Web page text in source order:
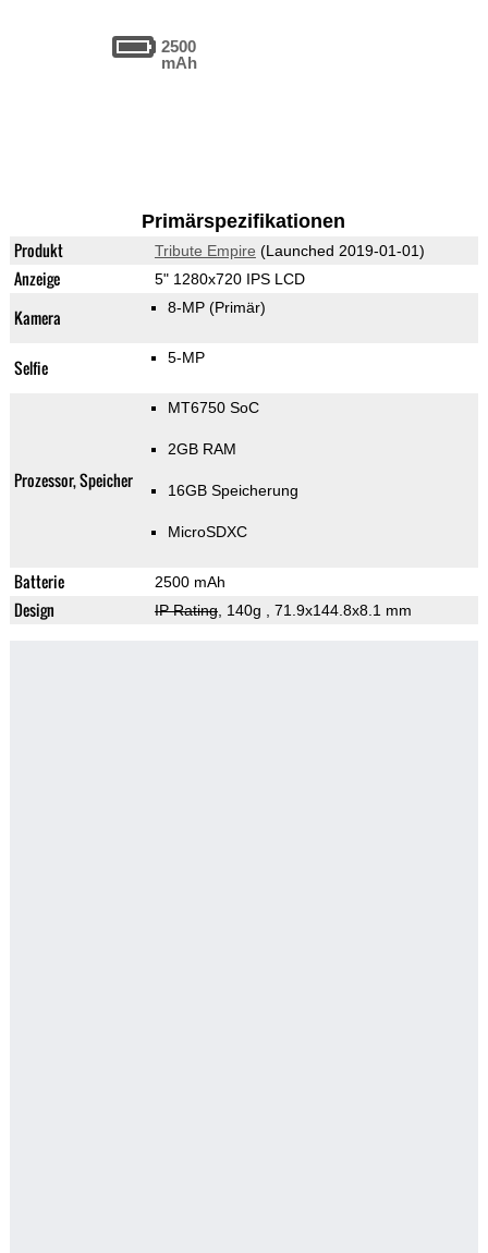
2500
mAh
Primärspezifikationen
Produkt Tribute Empire (Launched 2019-01-01)
Anzeige 5" 1280x720 IPS LCD
Kamera 8-MP (Primär)
Selfie 5-MP
Prozessor, Speicher
MT6750 SoC
2GB RAM
16GB Speicherung
MicroSDXC
Batterie 2500 mAh
Design IP Rating, 140g , 71.9x144.8x8.1 mm